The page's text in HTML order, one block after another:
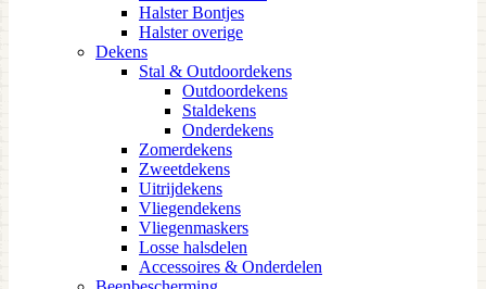
Halster Bontjes
Halster overige
Dekens
Stal & Outdoordekens
Outdoordekens
Staldekens
Onderdekens
Zomerdekens
Zweetdekens
Uitrijdekens
Vliegendekens
Vliegenmaskers
Losse halsdelen
Accessoires & Onderdelen